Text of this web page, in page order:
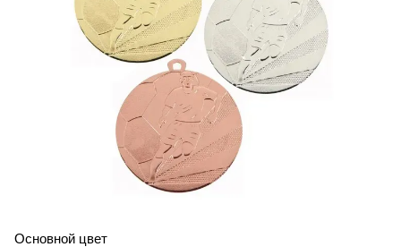
Основной цвет